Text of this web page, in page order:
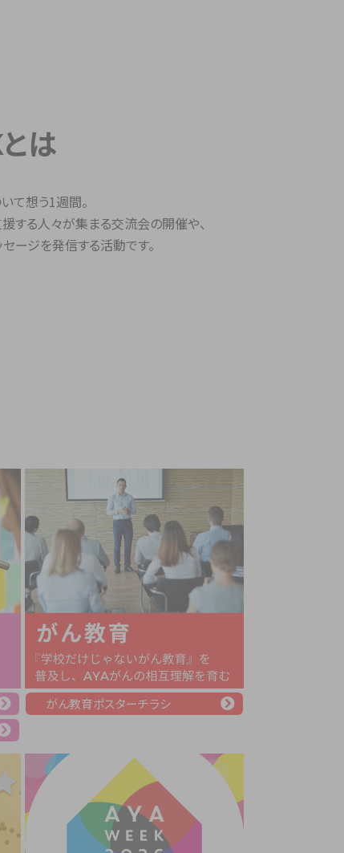
は
て想う1週間。
する人々が集まる交流会の開催や、
ージを発信する活動です。
がん教育ポスターチラシ